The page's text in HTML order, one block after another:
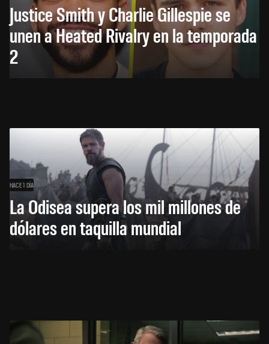
Justice Smith y Charlie Gillespie se
unen a Heated Rivalry en la temporada
2
HACE 1 DÍA
La Odisea supera los mil millones de
dólares en taquilla mundial